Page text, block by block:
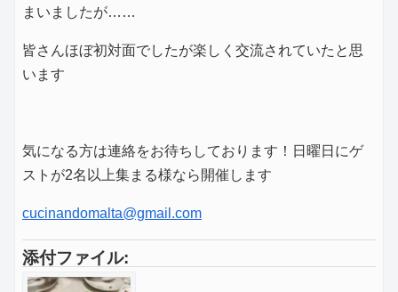
まいましたが……
皆さんほぼ初対面でしたが楽しく交流されていたと思
います
気になる方は連絡をお待ちしております！日曜日にゲ
ストが2名以上集まる様なら開催します
cucinandomalta@gmail.com
添付ファイル: